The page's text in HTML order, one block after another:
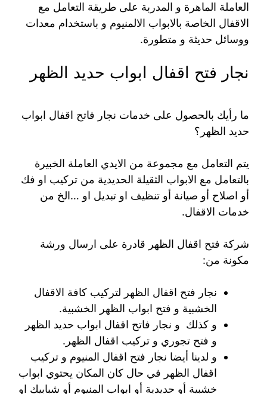
العاملة الماهرة و المدربة على طريقة التعامل مع
الاقفال الخاصة بالابواب الالمنيوم و باستخدام معدات
ووسائل حديثة و متطورة.
نجار فتح اقفال ابواب حديد الظهر
ما رأيك بالحصول على خدمات نجار فاتح اقفال ابواب
حديد الظهر؟
يتم التعامل مع مجموعة من الايدي العاملة الخبيرة
بالتعامل مع الابواب الثقيلة الحديدية من تركيب او فك
أو اصلاح أو صيانة أو تنظيف او تبديل او …الخ من
خدمات الاقفال.
شركة فتح اقفال الظهر قادرة على ارسال ورشة
مكونة من:
نجار فتح اقفال الظهر لتركيب كافة الاقفال
الخشبية و فتح ابواب الظهر الخشبية.
و كذلك و نجار فاتح اقفال ابواب حديد الظهر
و فتح تجوري و تركيب اقفال الظهر.
و لدينا أيضا نجار فتح اقفال المنيوم و تركيب
اقفال الظهر في حال كان المكان يحتوي ابواب
خشبية أو حديدية أو ابواب المنيوم أو شبابيك او